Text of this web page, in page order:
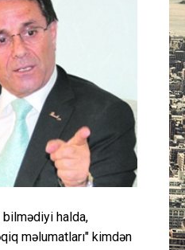
Güney Azərbaycan
Mədəniyyət
Müsahibə
İdman
Layihə
Gündəm
halda,
məlumatları" kimdən